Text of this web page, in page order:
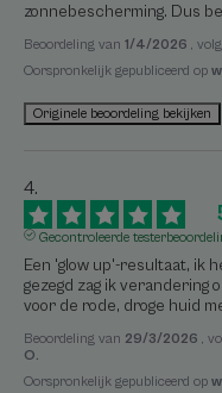
zonnebescherming. Dus
Beoordeling van 1/4/2026 ,
Oorspronkelijk gepubliceerd op
Originele beoordeling bekijken
Gecontroleerde
Een 'glow up'-resultaat, ik
gezegd zag ik verandering
voor de rode, droge huid
Beoordeling van 29/3/2026 ,
O.
Oorspronkelijk gepubliceerd op